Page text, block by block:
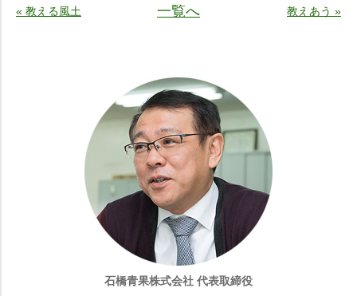
« 教える風土 一覧へ 教えあう »
石橋青果株式会社 代表取締役